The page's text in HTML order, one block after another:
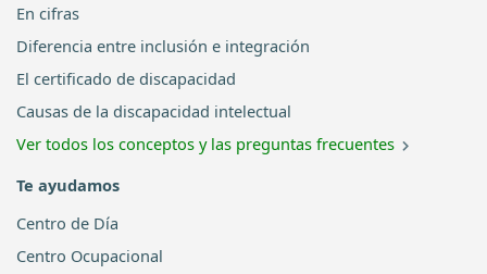
En cifras
Diferencia entre inclusión e integración
El certificado de discapacidad
Causas de la discapacidad intelectual
Ver todos los conceptos y las preguntas frecuentes
Te ayudamos
Centro de Día
Centro Ocupacional